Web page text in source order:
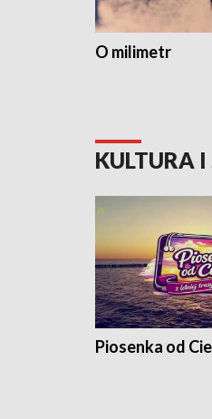
O milimetr
KULTURA
Piosenka od